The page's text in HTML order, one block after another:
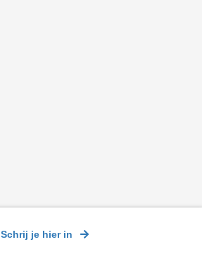
Schrij je hier in